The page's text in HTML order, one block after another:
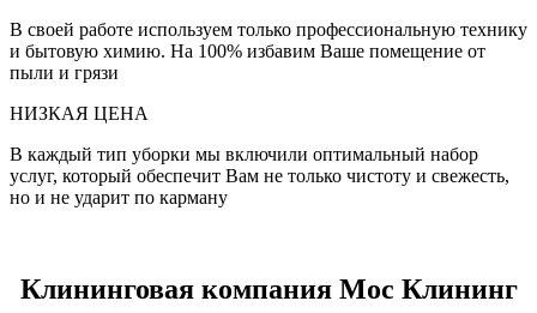
В своей работе используем только профессиональную технику
и бытовую химию. На 100% избавим Ваше помещение от
пыли и грязи
НИЗКАЯ ЦЕНА
В каждый тип уборки мы включили оптимальный набор
услуг, который обеспечит Вам не только чистоту и свежесть,
но и не ударит по карману
Клининговая компания Мос Клининг